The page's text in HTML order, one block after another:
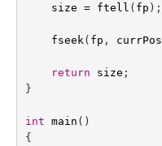
size = ftell ( fp );
fseek ( fp , currPos
return size ;
}
int main ()
{